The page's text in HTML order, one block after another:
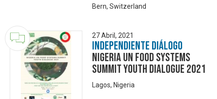
Bern, Switzerland
27 Abril, 2021
Independiente Diálogo
Nigeria UN Food Systems
Summit Youth Dialogue 2021
Lagos, Nigeria